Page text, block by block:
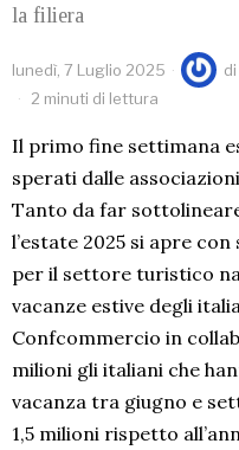
la filiera
lunedì, 7 Luglio 2025 di
2 minuti di lettura
Il primo fine settimana
sperati dalle
Tanto da far
l’estate 2025 si apre
per il settore turistico
vacanze estive degli
Confcommercio in
milioni gli italiani che
vacanza tra giugno e
1,5 milioni rispetto